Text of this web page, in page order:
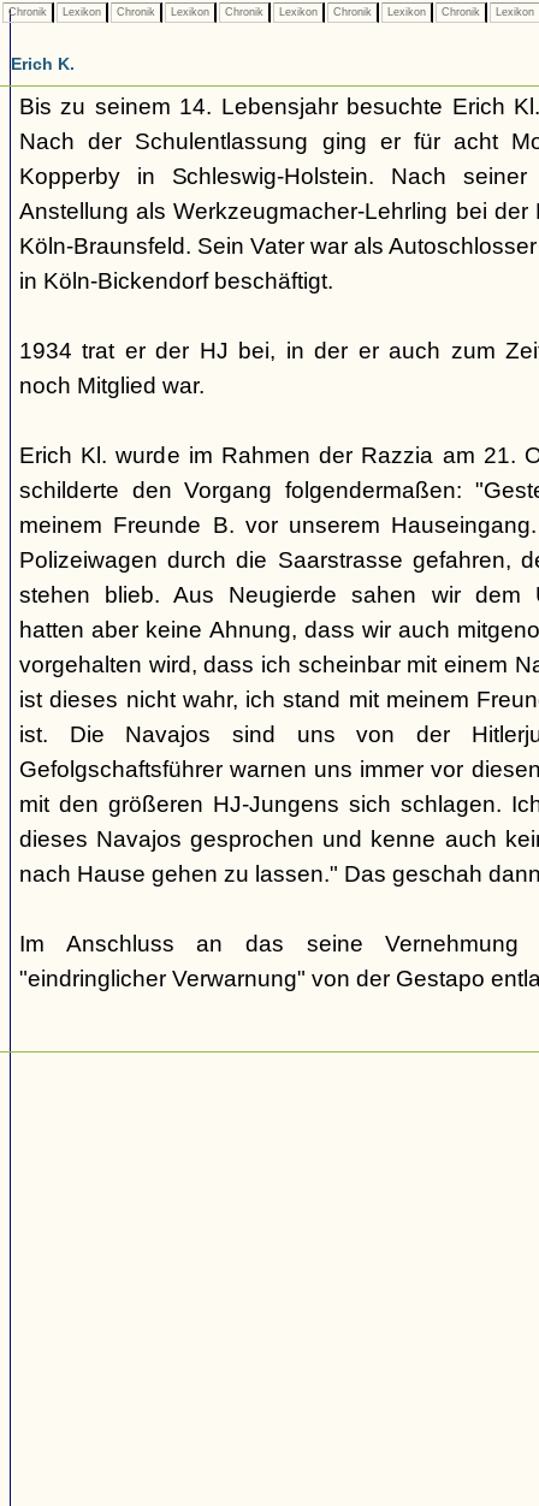
Chronik Lexikon Chronik Lexikon Chronik Lexikon Chronik Lexikon Chronik Lexikon
Erich K.
Bis zu seinem 14. Lebensjahr besuchte Erich
Nach der Schulentlassung ging er für acht
Kopperby in Schleswig-Holstein. Nach
Anstellung als Werkzeugmacher-Lehrling bei
Köln-Braunsfeld. Sein Vater war als
in Köln-Bickendorf beschäftigt.
1934 trat er der HJ bei, in der er auch zum
noch Mitglied war.
Erich Kl. wurde im Rahmen der Razzia am 21.
schilderte den Vorgang folgendermaßen:
meinem Freunde B. vor unserem
Polizeiwagen durch die Saarstrasse gefahren,
stehen blieb. Aus Neugierde sahen wir dem
hatten aber keine Ahnung, dass wir auch
vorgehalten wird, dass ich scheinbar mit einem
ist dieses nicht wahr, ich stand mit meinem
ist. Die Navajos sind uns von der
Gefolgschaftsführer warnen uns immer vor
mit den größeren HJ-Jungens sich schlagen.
dieses Navajos gesprochen und kenne auch
nach Hause gehen zu lassen." Das geschah
Im Anschluss an das seine
"eindringlicher Verwarnung" von der Gestapo